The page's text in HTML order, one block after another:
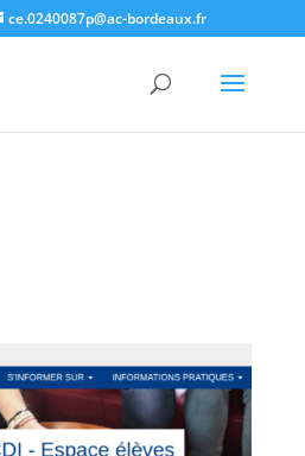
ce.0240087p@ac-bordeaux.fr